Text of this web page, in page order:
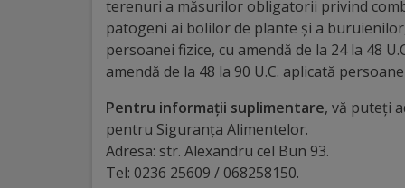
arhitecturale
Personalități
Sportivi
terenuri a măsurilor obligatorii privind
patogeni ai bolilor de plante şi a
persoanei fizice, cu amendă de la 24 la 48
amendă de la 48 la 90 U.C. aplicată
Pentru informații suplimentare, vă puteți
pentru Siguranța Alimentelor.
Adresa: str. Alexandru cel Bun 93.
Tel: 0236 25609 / 068258150.